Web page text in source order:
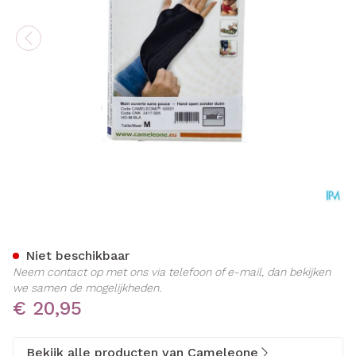
€ 20,95
Niet beschikbaar
Neem contact op met ons via telefoon of e-mail, dan bekijken
we samen de mogelijkheden.
Bekijk alle producten van Cameleone